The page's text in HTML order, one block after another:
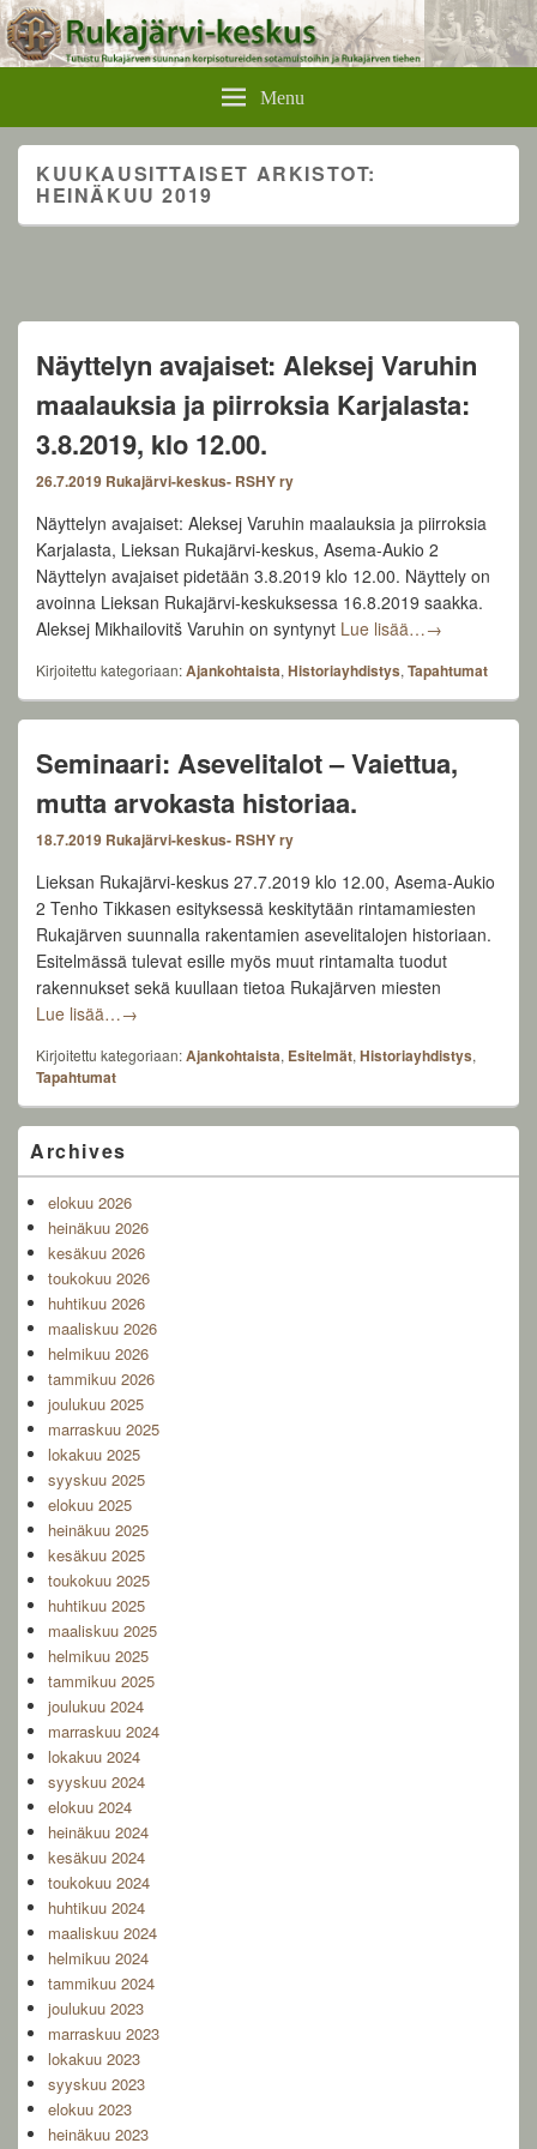
Rukajärvikeskus
Menu
KUUKAUSITTAISET ARKISTOT:
HEINÄKUU 2019
Näyttelyn avajaiset: Aleksej Varuhin
maalauksia ja piirroksia Karjalasta:
3.8.2019, klo 12.00.
26.7.2019 Rukajärvi-keskus- RSHY ry
Näyttelyn avajaiset: Aleksej Varuhin maalauksia ja piirroksia
Karjalasta, Lieksan Rukajärvi-keskus, Asema-Aukio 2
Näyttelyn avajaiset pidetään 3.8.2019 klo 12.00. Näyttely on
avoinna Lieksan Rukajärvi-keskuksessa 16.8.2019 saakka.
Aleksej Mikhailovitš Varuhin on syntynyt Lue lisää…Näyttelyn
→
Kirjoitettu kategoriaan:Ajankohtaista, Historiayhdistys, Tapahtumat
Seminaari: Asevelitalot – Vaiettua,
mutta arvokasta historiaa.
18.7.2019 Rukajärvi-keskus- RSHY ry
Lieksan Rukajärvi-keskus 27.7.2019 klo 12.00, Asema-Aukio
2 Tenho Tikkasen esityksessä keskitytään rintamamiesten
Rukajärven suunnalla rakentamien asevelitalojen historiaan.
Esitelmässä tulevat esille myös muut rintamalta tuodut
rakennukset sekä kuullaan tietoa Rukajärven miesten
Lue lisää…Seminaari: Asevelitalot – Vaiettua, mutta arvokasta
→
Kirjoitettu kategoriaan:Ajankohtaista, Esitelmät, Historiayhdistys,
Tapahtumat
Primary
Sidebar
Area
Archives
elokuu 2026
heinäkuu 2026
kesäkuu 2026
toukokuu 2026
huhtikuu 2026
maaliskuu 2026
helmikuu 2026
tammikuu 2026
joulukuu 2025
marraskuu 2025
lokakuu 2025
syyskuu 2025
elokuu 2025
heinäkuu 2025
kesäkuu 2025
toukokuu 2025
huhtikuu 2025
maaliskuu 2025
helmikuu 2025
tammikuu 2025
joulukuu 2024
marraskuu 2024
lokakuu 2024
syyskuu 2024
elokuu 2024
heinäkuu 2024
kesäkuu 2024
toukokuu 2024
huhtikuu 2024
maaliskuu 2024
helmikuu 2024
tammikuu 2024
joulukuu 2023
marraskuu 2023
lokakuu 2023
syyskuu 2023
elokuu 2023
heinäkuu 2023